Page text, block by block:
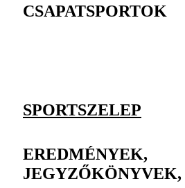
CSAPATSPORTOK
SPORTSZELEP
EREDMÉNYEK,